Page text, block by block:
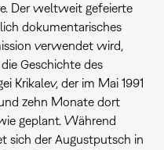
Der weltweit gefeierte
dokumentarisches
verwendet wird,
Geschichte des
Krikalev, der im Mai 1991
zehn Monate dort
geplant. Während
sich der Augustputsch in